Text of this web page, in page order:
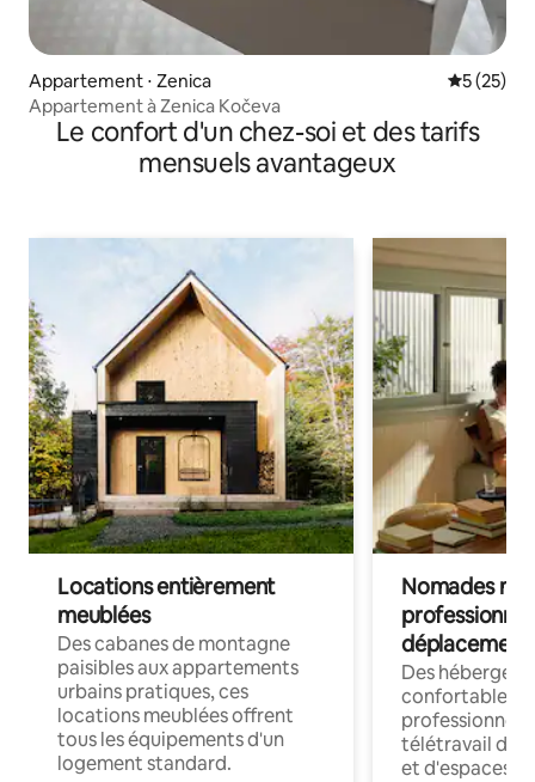
Appartement ⋅ Zenica
5 (25)
Appartement à Zenica Kočeva
Le confort d'un chez-soi et des tarifs
mensuels avantageux
Locations entièrement
meublées
Des cabanes de montagne
paisibles aux appartements
urbains pratiques, ces
locations meublées offrent
tous les équipements d'un
logement standard.
Nomades
déplacement
Des
confortables
professionnels
télétravail
et d'espaces